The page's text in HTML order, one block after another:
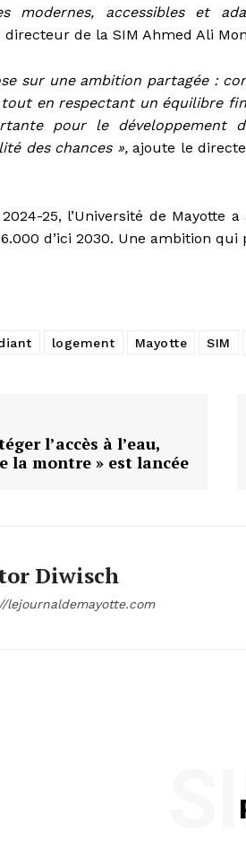
modernes, accessibles et
directeur de la SIM Ahmed Ali
sur une ambition partagée :
tout en respectant un équilibre
pour le développement
des chances »,ajoute le
2024-25, l’Université de
d’ici 2030. Une ambition
logement Mayotte SIM
l’accès à l’eau,
la montre » est lancée
Diwisch
lejournaldemayotte.com